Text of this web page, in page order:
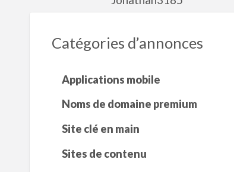
Catégories d’annonces
Applications mobile
Noms de domaine premium
Site clé en main
Sites de contenu